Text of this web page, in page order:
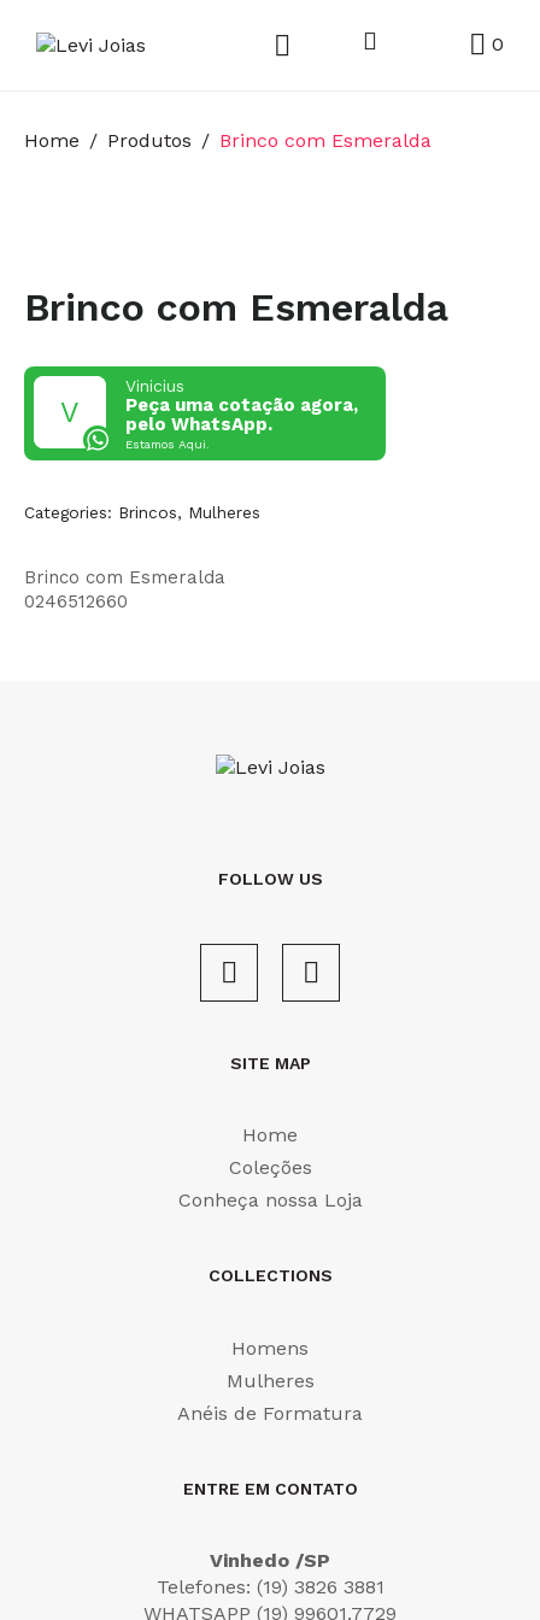
0
Home Produtos Brinco com Esmeralda
Brinco com Esmeralda
Vinicius
Peça uma cotação agora,
pelo WhatsApp.
Estamos Aqui.
Categories: Brincos, Mulheres
Brinco com Esmeralda
0246512660
FOLLOW US
SITE MAP
Home
Coleções
Conheça nossa Loja
COLLECTIONS
Homens
Mulheres
Anéis de Formatura
ENTRE EM CONTATO
Vinhedo /SP
Telefones: (19) 3826 3881
WHATSAPP (19) 99601.7729